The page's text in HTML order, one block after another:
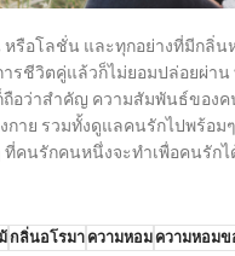
รือโลชั่น และทุกอย่างที่มีกลิ่
ารชีวิตคู่แล้วก็ไม่ยอมปล่อยผ่า
ถือว่าสำคัญ ความสัมพันธ์ของ
กาย รวมทั้งดูแลคนรักไปพร้
คนรักคนหนึ่งจะทำเพื่อคนรัก
กลิ่นอโรมาความหอมความหอมข